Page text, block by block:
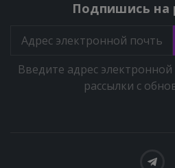
Подпишись на
Введите адрес
рассылки с